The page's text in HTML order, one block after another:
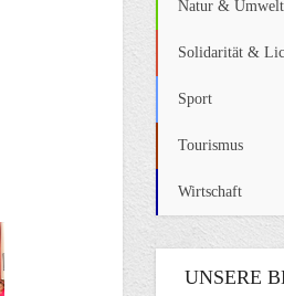
Natur & Umwelt
Solidarität &
Sport
Tourismus
Wirtschaft
UNSERE